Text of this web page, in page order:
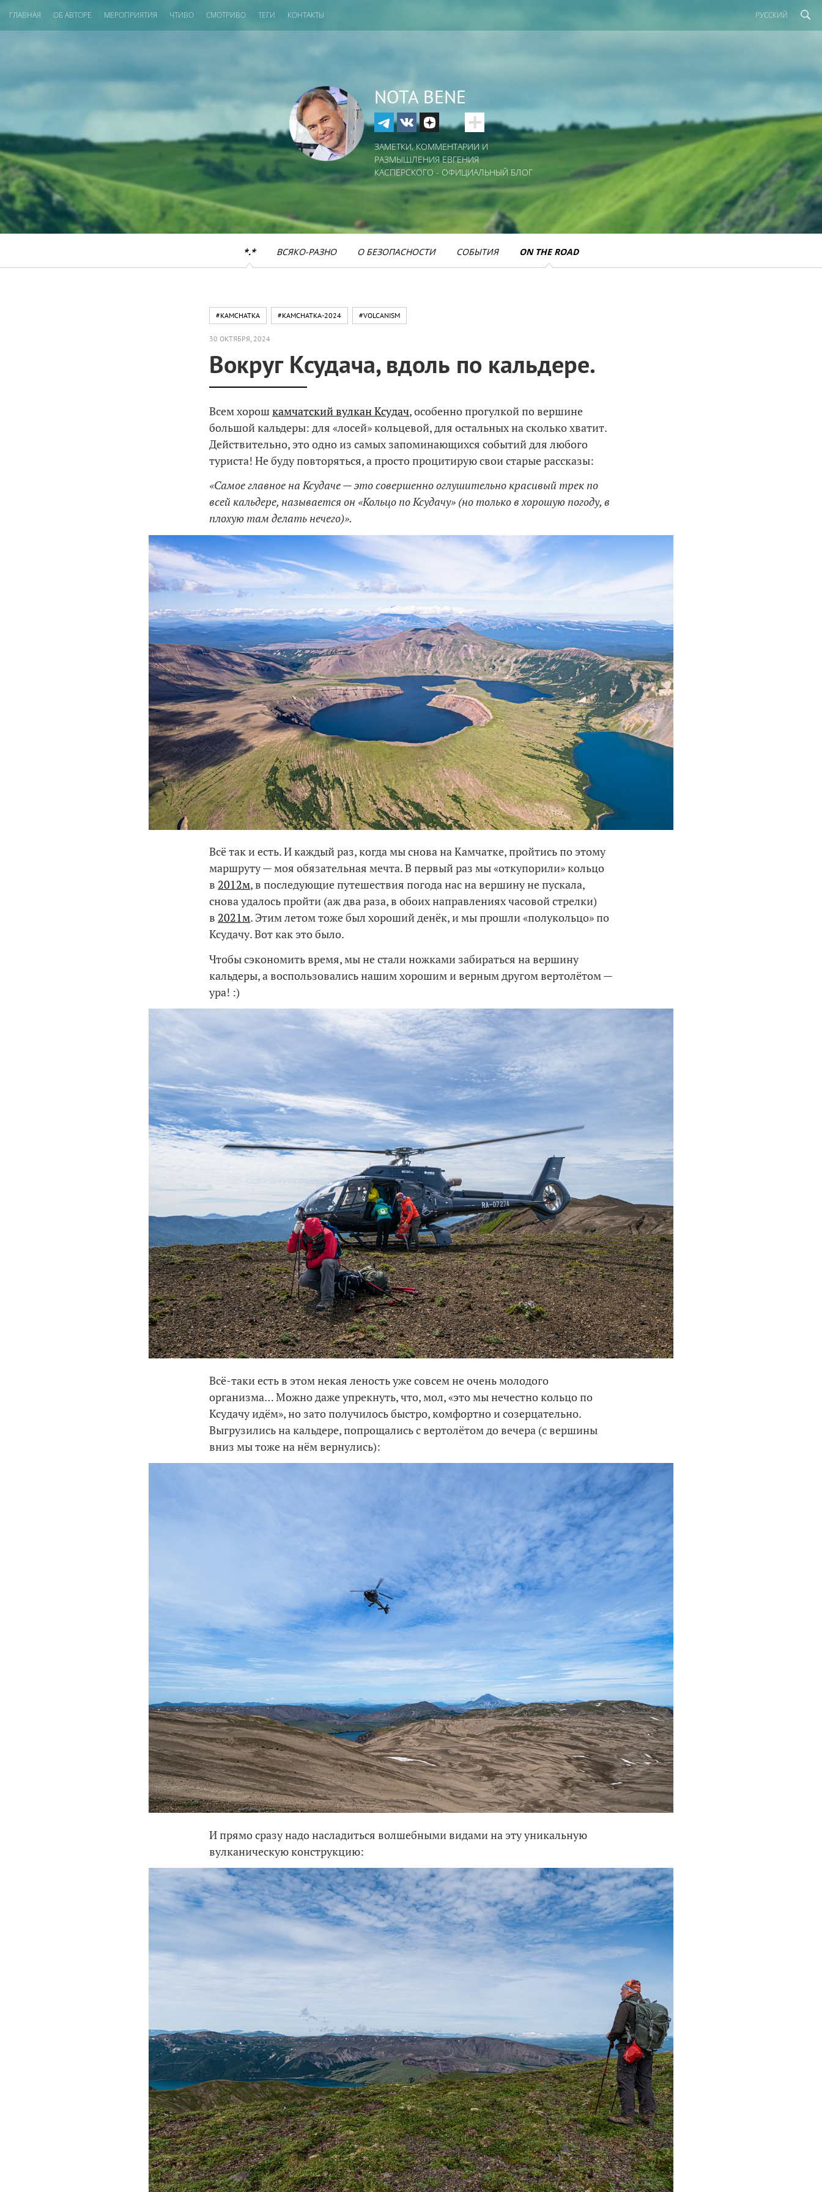
ГЛАВНАЯ ОБ АВТОРЕ МЕРОПРИЯТИЯ ЧТИВО СМОТРИВО ТЕГИ КОНТАКТЫ РУССКИЙ
NOTA BENE
ЗАМЕТКИ, КОММЕНТАРИИ И
РАЗМЫШЛЕНИЯ ЕВГЕНИЯ
КАСПЕРСКОГО - ОФИЦИАЛЬНЫЙ БЛОГ
*.* ВСЯКО-РАЗНО О БЕЗОПАСНОСТИ СОБЫТИЯ ON THE ROAD
#KAMCHATKA #KAMCHATKA-2024 #VOLCANISM
30 ОКТЯБРЯ, 2024
Вокруг Ксудача, вдоль по кальдере.
Всем хорошкамчатский вулкан Ксудач, особенно прогулкой по вершине
большой кальдеры: для «лосей» кольцевой, для остальных на сколько хватит.
Действительно, это одно из самых запоминающихся событий для любого
туриста! Не буду повторяться, а просто процитирую свои старые рассказы:
«Самое главное на Ксудаче — это совершенно оглушительно красивый трек по
всей кальдере, называется он «Кольцо по Ксудачу» (но только в хорошую погоду, в
плохую там делать нечего)».
Всё так и есть. И каждый раз, когда мы снова на Камчатке, пройтись по этому
маршруту — моя обязательная мечта. В первый раз мы «откупорили» кольцо
в 2012м, в последующие путешествия погода нас на вершину не пускала,
снова удалось пройти (аж два раза, в обоих направлениях часовой стрелки)
в 2021м. Этим летом тоже был хороший денёк, и мы прошли «полукольцо» по
Ксудачу. Вот как это было.
Чтобы сэкономить время, мы не стали ножками забираться на вершину
кальдеры, а воспользовались нашим хорошим и верным другом вертолётом —
ура! :)
Всё-таки есть в этом некая леность уже совсем не очень молодого
организма… Можно даже упрекнуть, что, мол, «это мы нечестно кольцо по
Ксудачу идём», но зато получилось быстро, комфортно и созерцательно.
Выгрузились на кальдере, попрощались с вертолётом до вечера (с вершины
вниз мы тоже на нём вернулись):
И прямо сразу надо насладиться волшебными видами на эту уникальную
вулканическую конструкцию: